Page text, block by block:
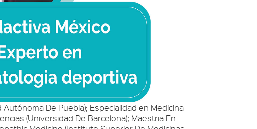
De Puebla); Especialidad en Medicina
(Universidad De Barcelona); Maestria En